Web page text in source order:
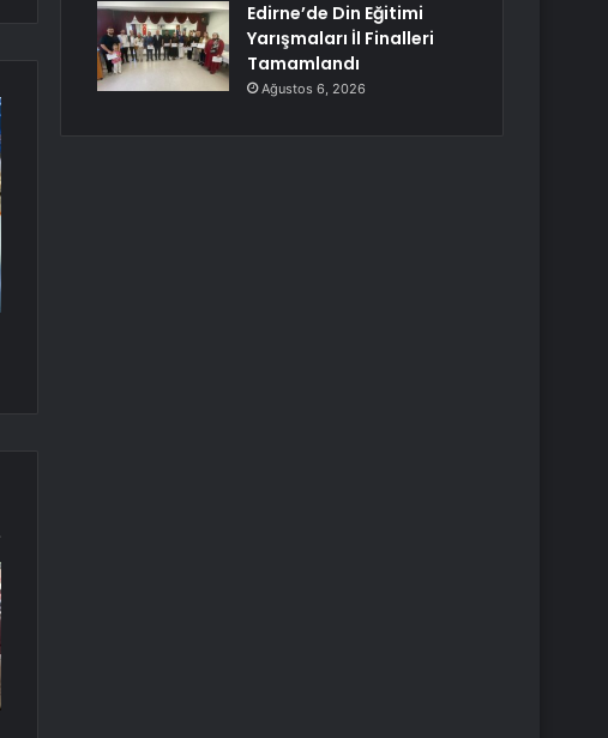
Edirne’de Din Eğitimi
Yarışmaları İl Finalleri
Tamamlandı
Ağustos 6, 2026